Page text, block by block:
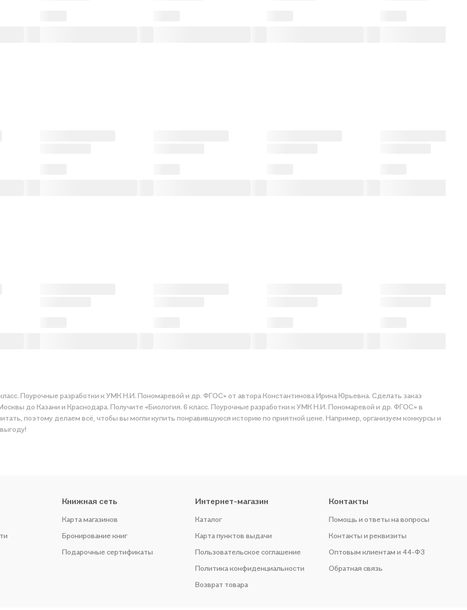
Поурочные разработки к УМК Н.И. Пономаревой и др. ФГОС» от автора Константинова Ирина Юрьевна. Сделать заказ
до Казани и Краснодара. Получите «Биология. 6 класс. Поурочные разработки к УМК Н.И. Пономаревой и др. ФГОС» в
купить понравившуюся историю по приятной цене. Например, организуем конкурсы и
Книжная сеть
Карта магазинов
Бронирование книг
Подарочные сертификаты
Интернет-магазин
Каталог
Карта пунктов выдачи
Пользовательское соглашение
Политика конфиденциальности
Возврат товара
Контакты
Помощь и ответы на вопросы
Контакты и реквизиты
Оптовым клиентам и 44-ФЗ
Обратная связь